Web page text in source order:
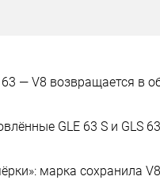
63 — V8 возвращается в
GLE 63 S и
марка сохранила